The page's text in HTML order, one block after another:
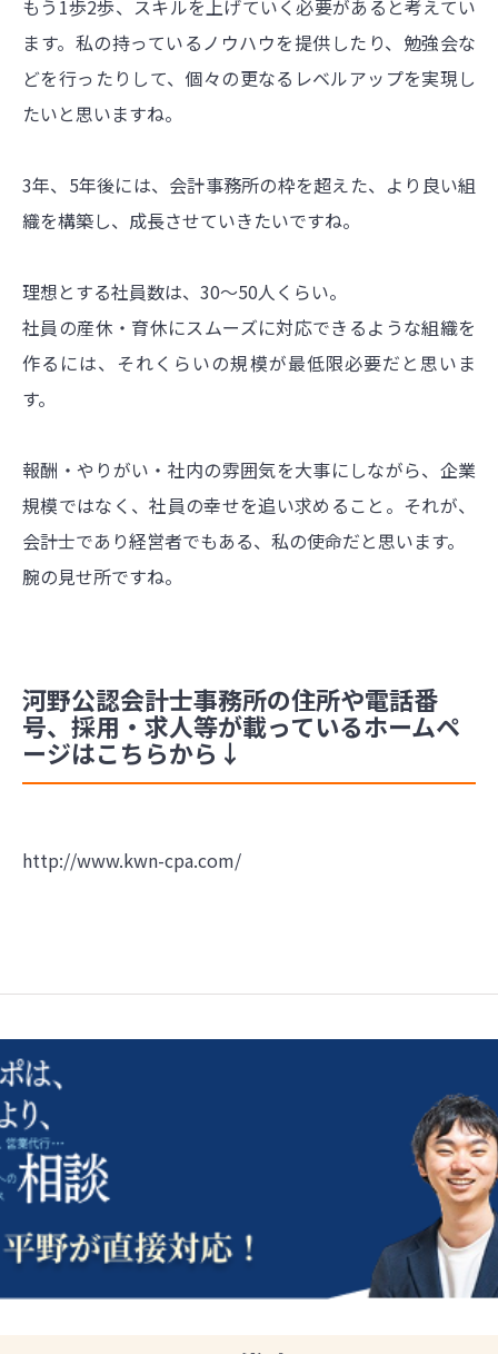
もう1歩2歩、スキルを上げていく必要があると考えてい
ます。私の持っているノウハウを提供したり、勉強会な
どを行ったりして、個々の更なるレベルアップを実現し
たいと思いますね。
3年、5年後には、会計事務所の枠を超えた、より良い組
織を構築し、成長させていきたいですね。
理想とする社員数は、30～50人くらい。
社員の産休・育休にスムーズに対応できるような組織を
作るには、それくらいの規模が最低限必要だと思いま
す。
報酬・やりがい・社内の雰囲気を大事にしながら、企業
規模ではなく、社員の幸せを追い求めること。それが、
会計士であり経営者でもある、私の使命だと思います。
腕の見せ所ですね。
河野公認会計士事務所の住所や電話番
号、採用・求人等が載っているホームペ
ージはこちらから↓
http://www.kwn-cpa.com/